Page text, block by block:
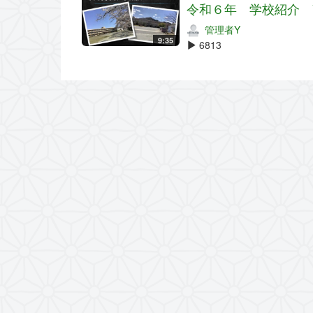
9:35
令和６年 学校紹介
管理者Y
6813